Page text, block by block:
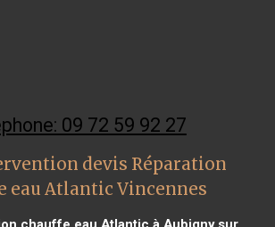
09 72 59 92 27
devis Réparation
eau Atlantic Vincennes